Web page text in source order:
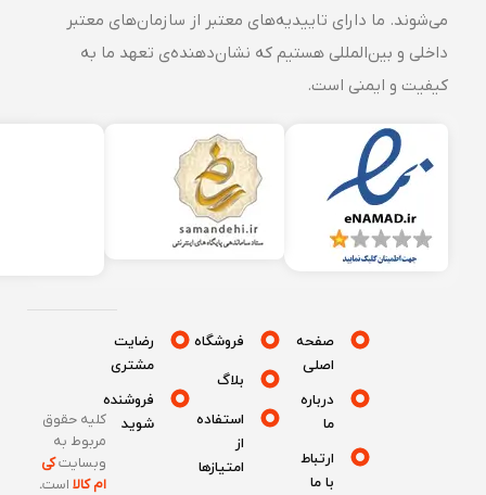
می‌شوند. ما دارای تاییدیه‌های معتبر از سازمان‌های معتبر
داخلی و بین‌المللی هستیم که نشان‌دهنده‌ی تعهد ما به
کیفیت و ایمنی است.
صفحه
درباره
ارتباط
فروشگاه
بلاگ
استفاده
امتیازها
رضایت
مشتری
فروشنده
شوید
کلیه حقوق
مربوط به
وبسایتکی
ام کالااست.